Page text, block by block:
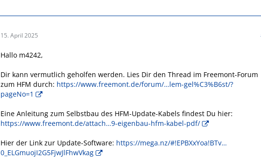
15. April 2025
Hallo m4242,
Dir kann vermutlich geholfen werden. Lies Dir den Thread im Freemont-Forum
zum HFM durch: https://www.freemont.de/forum/…lem-gel%C3%B6st/?
pageNo=1
Eine Anleitung zum Selbstbau des HFM-Update-Kabels findest Du hier:
https://www.freemont.de/attach…9-eigenbau-hfm-kabel-pdf/
Hier der Link zur Update-Software: https://mega.nz/#!EPBXxYoa!BTv…
0_ELGmuojI2G5FjwJlFhwVkag